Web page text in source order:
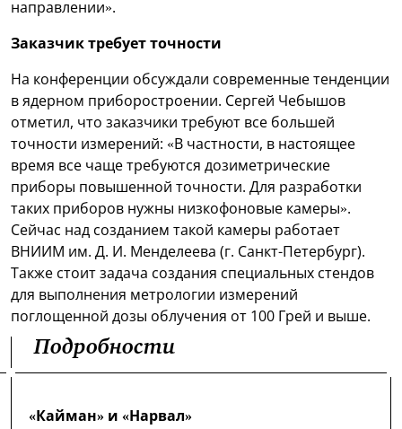
направлении».
Заказчик требует точности
На конференции обсуждали современные тенденции
в ядерном приборостроении. Сергей Чебышов
отметил, что заказчики требуют все большей
точности измерений: «В частности, в настоящее
время все чаще требуются дозиметрические
приборы повышенной точности. Для разработки
таких приборов нужны низкофоновые камеры».
Сейчас над созданием такой камеры работает
ВНИИМ им. Д. И. Менделеева (г. Санкт-Петербург).
Также стоит задача создания специальных стендов
для выполнения метрологии измерений
поглощенной дозы облучения от 100 Грей и выше.
«Кайман» и «Нарвал»
Подробности